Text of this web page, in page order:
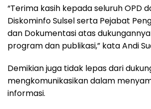
“Terima kasih kepada seluruh OPD
Diskominfo Sulsel serta Pejabat
dan Dokumentasi atas
program dan publikasi,” kata Andi
Demikian juga tidak lepas dari
mengkomunikasikan dalam
informasi.